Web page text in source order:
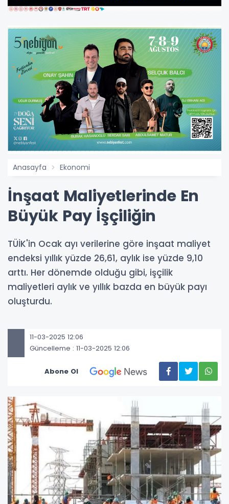
Anasayfa Ekonomi
İnşaat Maliyetlerinde En
Büyük Pay İşçiliğin
TÜİK'in Ocak ayı verilerine göre inşaat maliyet
endeksi yıllık yüzde 26,61, aylık ise yüzde 9,10
arttı. Her dönemde olduğu gibi, işçilik
maliyetleri aylık ve yıllık bazda en büyük payı
oluşturdu.
11-03-2025 12:06
Güncelleme : 11-03-2025 12:06
Abone Ol